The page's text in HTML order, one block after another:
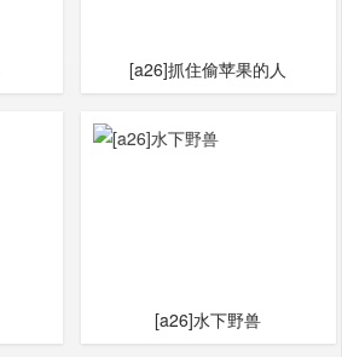
[a26]抓住偷苹果的人
[a26]水下野兽